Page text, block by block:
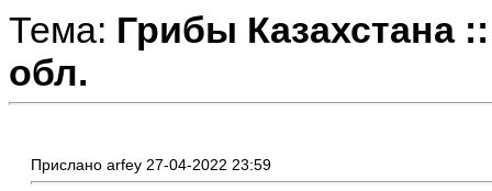
Тема: Грибы Казахстана
обл.
Прислано arfey 27-04-2022 23:59